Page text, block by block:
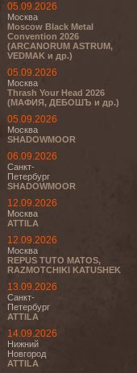
05.09.2026
Москва
Moscow Black Metal
Convention 2026
(ARCANORUM ASTRUM,
VEDMAK и др.)
05.09.2026
Москва
Thrash Your Head 2026
(МАФИЯ, ДЕБОШЪ и др.)
05.09.2026
Москва
SHADOWMOOR
06.09.2026
Санкт-
Петербург
SHADOWMOOR
12.09.2026
Москва
ATTILA
12.09.2026
Москва
REPUS TUTO MATOS,
RAZMOTCHIKI KATUSHEK
13.09.2026
Санкт-
Петербург
ATTILA
14.09.2026
Нижний
Новгород
ATTILA